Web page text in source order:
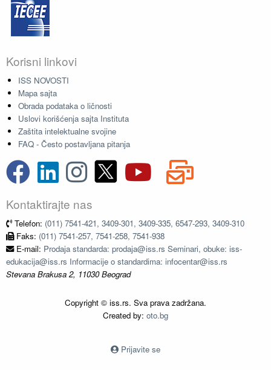
Korisni linkovi
ISS NOVOSTI
Mapa sajta
Obrada podataka o ličnosti
Uslovi korišćenja sajta Instituta
Zaštita intelektualne svojine
FAQ - Često postavljana pitanja
Kontaktirajte nas
Telefon: (011) 7541-421, 3409-301, 3409-335, 6547-293, 3409-310
Faks: (011) 7541-257, 7541-258, 7541-938
E-mail: Prodaja standarda: prodaja@iss.rs Seminari, obuke: iss-
edukacija@iss.rs Informacije o standardima: infocentar@iss.rs
Stevana Brakusa 2, 11030 Beograd
Copyright © iss.rs. Sva prava zadržana.
Created by: oto.bg
Prijavite se